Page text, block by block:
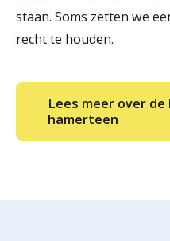
staan. Soms zetten we
recht te houden.
Lees meer over
hamerteen